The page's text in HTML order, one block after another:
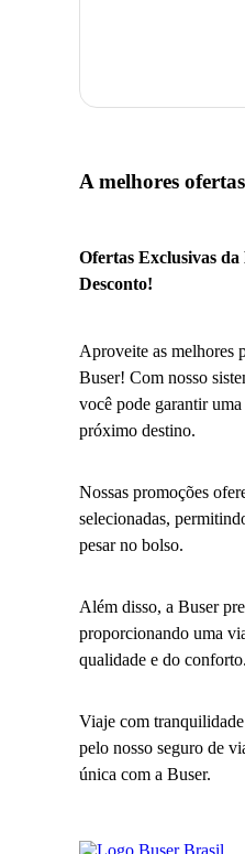
A melhores
Ofertas Exclusivas
Desconto!
Aproveite as melhores
Buser! Com nosso
você pode garantir
próximo destino.
Nossas promoções
selecionadas,
pesar no bolso.
Além disso, a Buser
proporcionando uma
qualidade e do conforto.
Viaje com
pelo nosso seguro de
única com a Buser.